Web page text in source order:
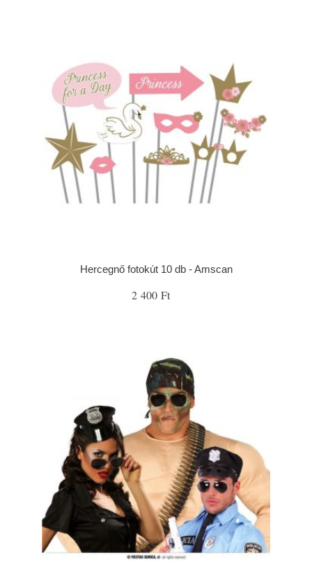
Hercegnő fotokút 10 db - Amscan
2 400 Ft